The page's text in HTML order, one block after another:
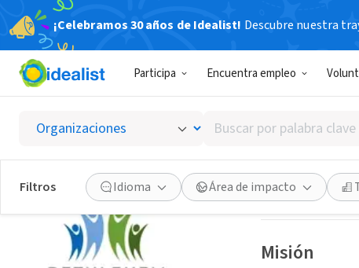
¡Celebramos 30 años de Idealist! Descubre nuestra
Participa Encuentra empleo
Buscar
por
palabra
clave
o
interés
Filtros Idioma Área de impacto
Town
Delmar, NY|
Guardar
Misión